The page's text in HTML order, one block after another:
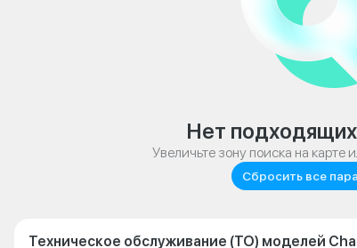
Нет
Увеличьте зону поиска на карте
Сбросить все
Техническое обслуживание (ТО) моделей